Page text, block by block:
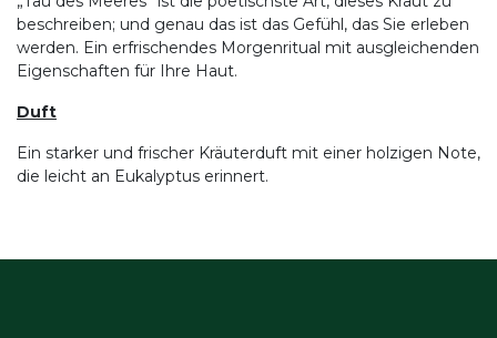
beschreiben; und genau das ist das Gefühl, das Sie erleben
werden. Ein erfrischendes Morgenritual mit ausgleichenden
Eigenschaften für Ihre Haut.
Duft
Ein starker und frischer Kräuterduft mit einer holzigen Note,
die leicht an Eukalyptus erinnert.